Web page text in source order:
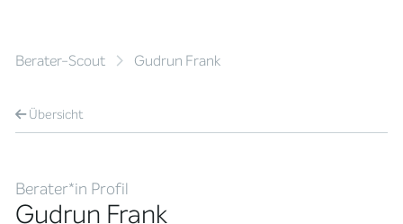
Berater-Scout Gudrun Frank
Übersicht
Berater*in Profil
Gudrun Frank